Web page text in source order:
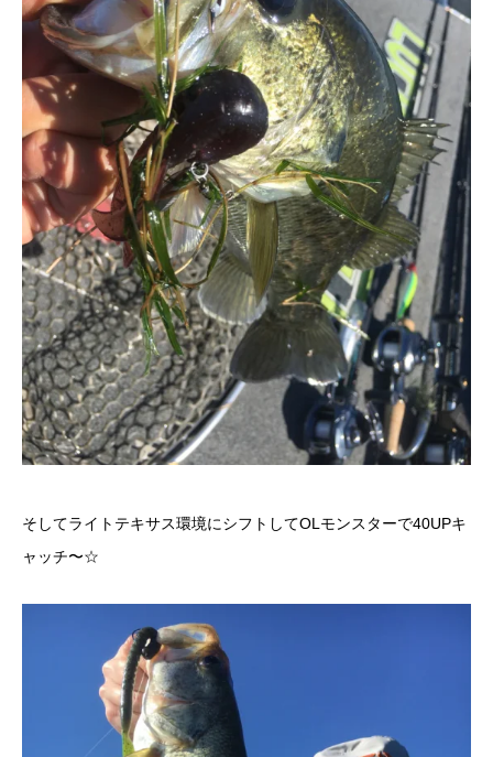
そしてライトテキサス環境にシフトしてOLモンスターで40UPキ
ャッチ〜☆